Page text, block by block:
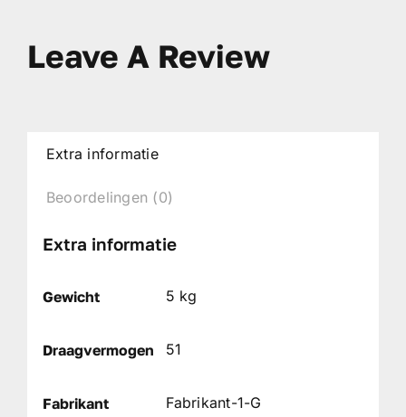
Leave A Review
Extra informatie
Beoordelingen (0)
Extra informatie
Gewicht 5 kg
Draagvermogen 51
Fabrikant Fabrikant-1-G